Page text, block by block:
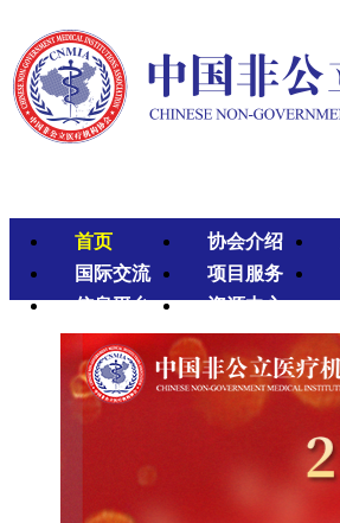
首页 协会介绍
国际交流
项目服务
信息平台
资源中心